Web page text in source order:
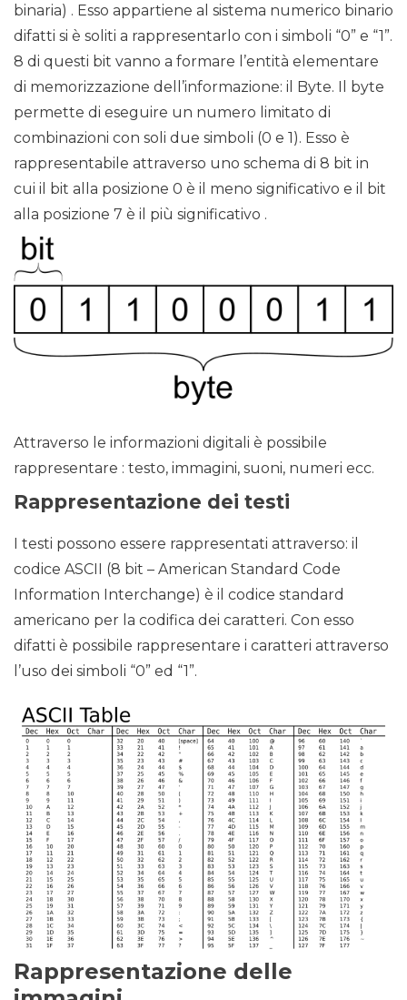
binaria) . Esso appartiene al sistema numerico binario
difatti si è soliti a rappresentarlo con i simboli “0” e “1”.
8 di questi bit vanno a formare l’entità elementare
di memorizzazione dell’informazione: il Byte. Il byte
permette di eseguire un numero limitato di
combinazioni con soli due simboli (0 e 1). Esso è
rappresentabile attraverso uno schema di 8 bit in
cui il bit alla posizione 0 è il meno significativo e il bit
alla posizione 7 è il più significativo .
Attraverso le informazioni digitali è possibile
rappresentare : testo, immagini, suoni, numeri ecc.
Rappresentazione dei testi
I testi possono essere rappresentati attraverso: il
codice ASCII (8 bit – American Standard Code
Information Interchange) è il codice standard
americano per la codifica dei caratteri. Con esso
difatti è possibile rappresentare i caratteri attraverso
l’uso dei simboli “0” ed “1”.
Rappresentazione delle